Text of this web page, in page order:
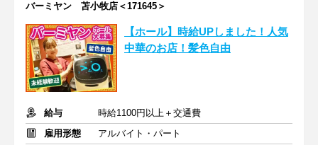
バーミヤン 苫小牧店＜171645＞
【ホール】時給UPしました！人気
中華のお店！髪色自由
給与
時給1100円以上＋交通費
雇用形態
アルバイト・パート